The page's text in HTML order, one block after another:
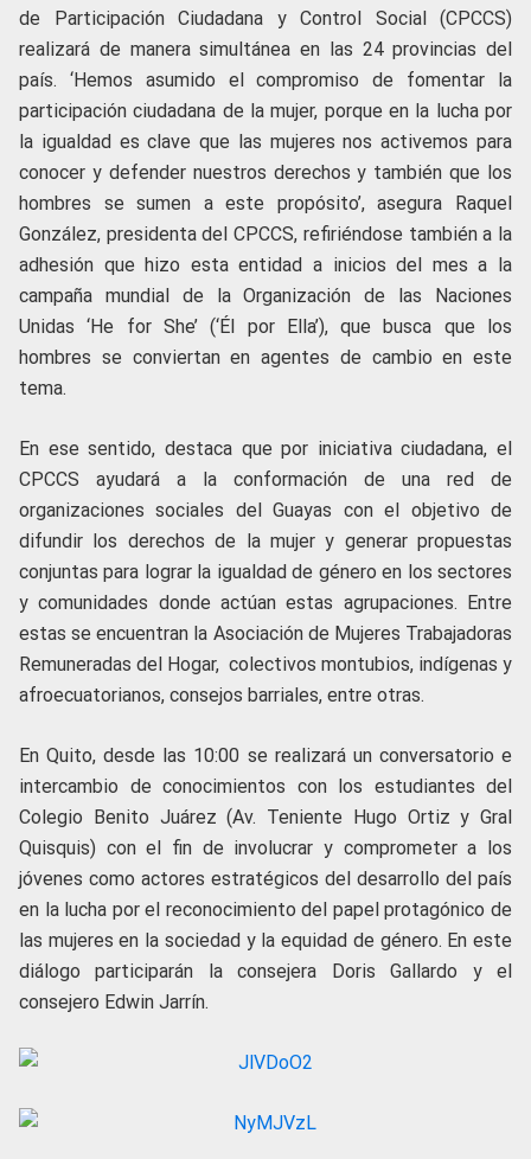
de Participación Ciudadana y Control Social (CPCCS)
realizará de manera simultánea en las 24 provincias del
país. ‘Hemos asumido el compromiso de fomentar la
participación ciudadana de la mujer, porque en la lucha por
la igualdad es clave que las mujeres nos activemos para
conocer y defender nuestros derechos y también que los
hombres se sumen a este propósito’, asegura Raquel
González, presidenta del CPCCS, refiriéndose también a la
adhesión que hizo esta entidad a inicios del mes a la
campaña mundial de la Organización de las Naciones
Unidas ‘He for She’ (‘Él por Ella’), que busca que los
hombres se conviertan en agentes de cambio en este
tema.
En ese sentido, destaca que por iniciativa ciudadana, el
CPCCS ayudará a la conformación de una red de
organizaciones sociales del Guayas con el objetivo de
difundir los derechos de la mujer y generar propuestas
conjuntas para lograr la igualdad de género en los sectores
y comunidades donde actúan estas agrupaciones. Entre
estas se encuentran la Asociación de Mujeres Trabajadoras
Remuneradas del Hogar, colectivos montubios, indígenas y
afroecuatorianos, consejos barriales, entre otras.
En Quito, desde las 10:00 se realizará un conversatorio e
intercambio de conocimientos con los estudiantes del
Colegio Benito Juárez (Av. Teniente Hugo Ortiz y Gral
Quisquis) con el fin de involucrar y comprometer a los
jóvenes como actores estratégicos del desarrollo del país
en la lucha por el reconocimiento del papel protagónico de
las mujeres en la sociedad y la equidad de género. En este
diálogo participarán la consejera Doris Gallardo y el
consejero Edwin Jarrín.